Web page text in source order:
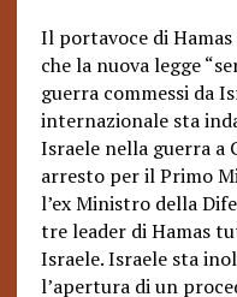
Il portavoce di Hamas
che la nuova legge
guerra commessi da
internazionale sta
Israele nella guerra a
arresto per il Primo
l’ex Ministro della
tre leader di Hamas
Israele. Israele sta
l’apertura di un